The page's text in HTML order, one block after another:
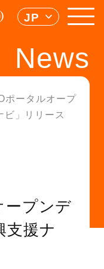
JP
News
ポータルオープ
ビ」リリース
ープンデ
支援ナ